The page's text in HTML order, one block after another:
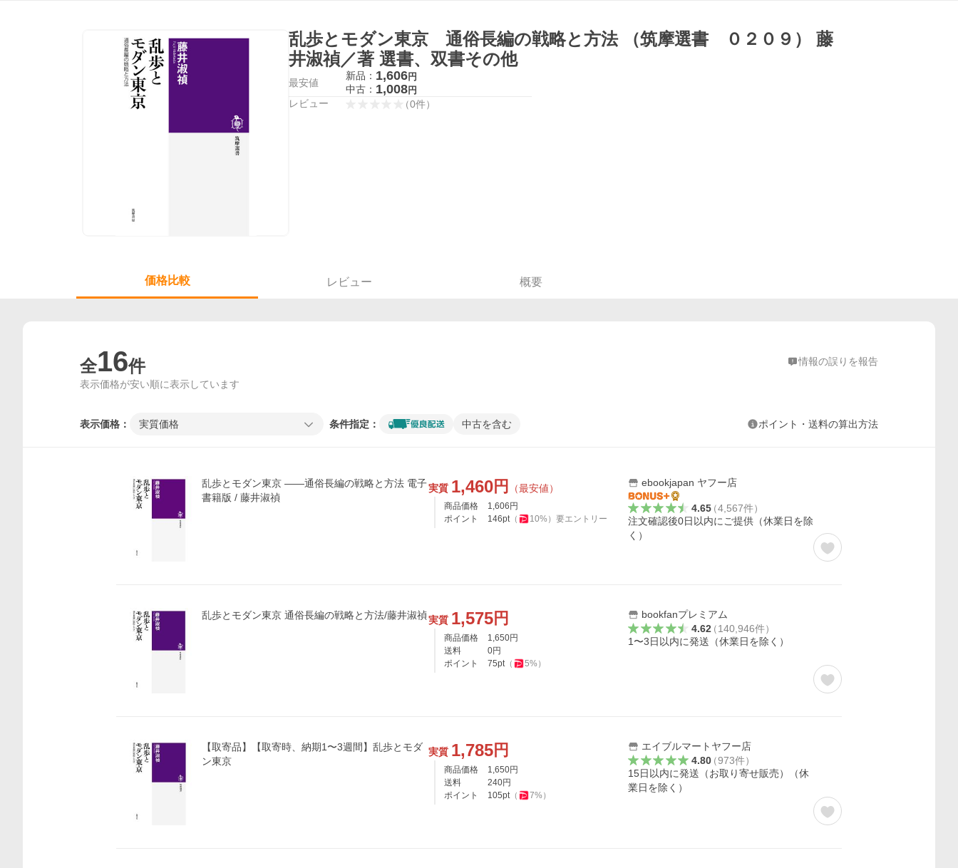
乱歩とモダン東京 通俗長編の戦略と方法 （筑摩選書 ０２０９） 藤
井淑禎／著 選書、双書その他
最安値
新品： 1,606円
中古： 1,008円
レビュー （0件）
価格比較 レビュー 概要
全16件 情報の誤りを報告
表示価格が安い順に表示しています
表示価格： 実質価格 条件指定： 中古を含む ポイント・送料の算出方法
乱歩とモダン東京 ――通俗長編の戦略と方法 電子
書籍版 / 藤井淑禎
実質 1,460円 （最安値）
商品価格 1,606 円
ポイント
146pt（ 10%） 要エントリー
ebookjapan ヤフー店
4.65（4,567件）
注文確認後0日以内にご提供（休業日を除
く）
乱歩とモダン東京 通俗長編の戦略と方法/藤井淑禎実質 1,575円
商品価格 1,650円
送料
0円
ポイント
75pt（ 5%）
bookfanプレミアム
4.62（140,946件）
1〜3日以内に発送（休業日を除く）
【取寄品】【取寄時、納期1〜3週間】乱歩とモダ
ン東京
実質 1,785円
商品価格 1,650円
送料
240円
ポイント
105pt（ 7%）
エイブルマートヤフー店
4.80（973件）
15日以内に発送（お取り寄せ販売）（休
業日を除く）